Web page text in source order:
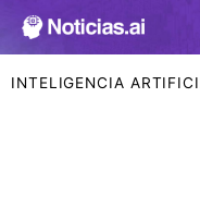
INTELIGENCIA